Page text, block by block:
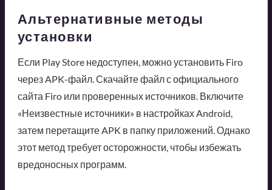
Альтернативные методы
установки
Если Play Store недоступен, можно установить Firo
через APK-файл. Скачайте файл с официального
сайта Firo или проверенных источников. Включите
«Неизвестные источники» в настройках Android,
затем перетащите APK в папку приложений. Однако
этот метод требует осторожности, чтобы избежать
вредоносных программ.